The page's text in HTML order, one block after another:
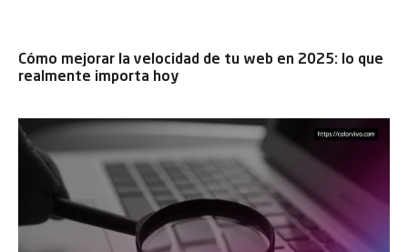
Cómo mejorar la velocidad de tu web en 2025: lo que
realmente importa hoy